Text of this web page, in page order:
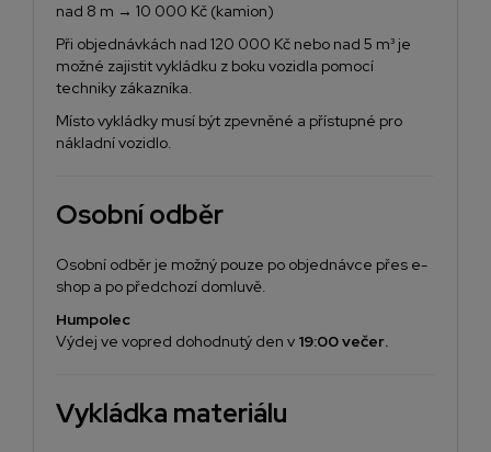
nad 8 m → 10 000 Kč (kamion)
Při objednávkách nad 120 000 Kč nebo nad 5 m³ je
možné zajistit vykládku z boku vozidla pomocí
techniky zákazníka.
Místo vykládky musí být zpevněné a přístupné pro
nákladní vozidlo.
Osobní odběr
Osobní odběr je možný pouze po objednávce přes e-
shop a po předchozí domluvě.
Humpolec
Výdej ve vopred dohodnutý den v 19:00 večer.
Vykládka materiálu